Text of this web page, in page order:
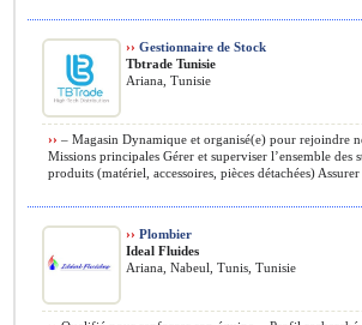
›› Gestionnaire de Stock
Tbtrade Tunisie
Ariana, Tunisie
›› – Magasin Dynamique et organisé(e) pour rejoindre
Missions principales Gérer et superviser l’ensemble des
produits (matériel, accessoires, pièces détachées) Assurer
›› Plombier
Ideal Fluides
Ariana, Nabeul, Tunis, Tunisie